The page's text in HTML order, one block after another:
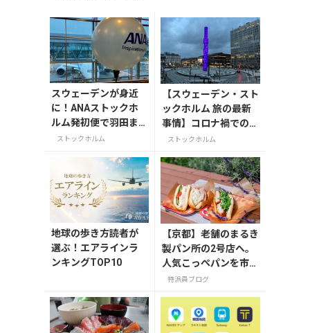
スウェーデンが身近
に！ANAストックホ
ルム発初便で羽田ま
で飛ぶ
ストックホルム
【スウェーデン・スト
ックホルム 旅の最新
事情】コロナ禍での行
動制限がさらに緩和さ
様子
ストックホルム
地球の歩き方読者が
選ぶ！エアラインラ
ンキングTOP10
【京都】老舗のまるき
製パン所の2号店へ。
人気こっぺパンを市役
所で味わう
特派員ブログ